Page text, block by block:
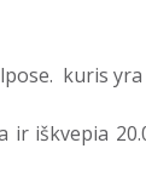
kuris
ir iškvepia